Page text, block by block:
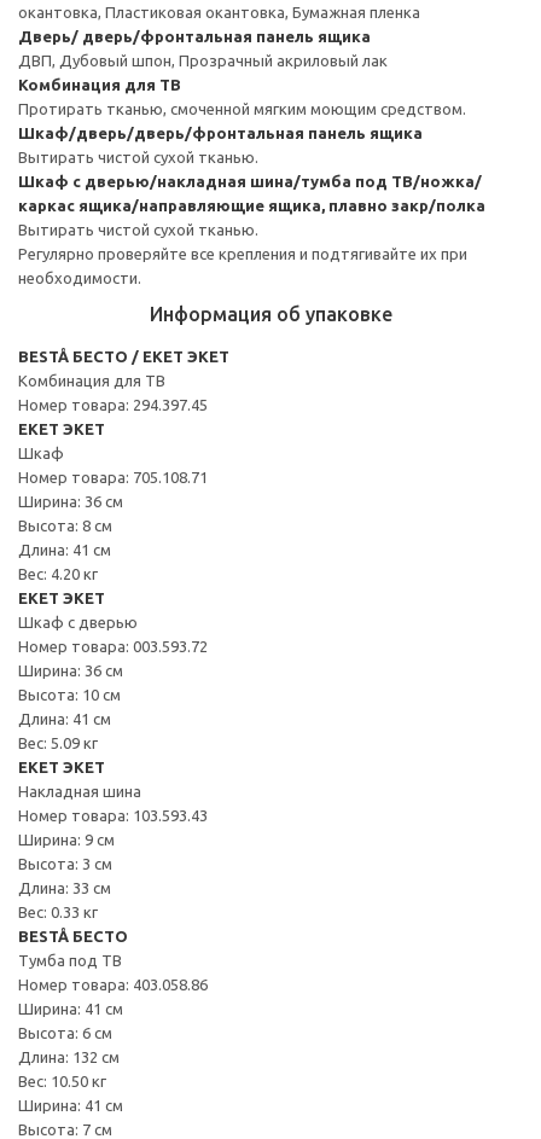
окантовка, Пластиковая окантовка, Бумажная пленка
Дверь/ дверь/фронтальная панель ящика
ДВП, Дубовый шпон, Прозрачный акриловый лак
Комбинация для ТВ
Протирать тканью, смоченной мягким моющим средством.
Шкаф/дверь/дверь/фронтальная панель ящика
Вытирать чистой сухой тканью.
Шкаф с дверью/накладная шина/тумба под ТВ/ножка/
каркас ящика/направляющие ящика, плавно закр/полка
Вытирать чистой сухой тканью.
Регулярно проверяйте все крепления и подтягивайте их при
необходимости.
Информация об упаковке
BESTÅ БЕСТО / EKET ЭКЕТ
Комбинация для ТВ
Номер товара: 294.397.45
EKET ЭКЕТ
Шкаф
Номер товара: 705.108.71
Ширина: 36 см
Высота: 8 см
Длина: 41 см
Вес: 4.20 кг
EKET ЭКЕТ
Шкаф с дверью
Номер товара: 003.593.72
Ширина: 36 см
Высота: 10 см
Длина: 41 см
Вес: 5.09 кг
EKET ЭКЕТ
Накладная шина
Номер товара: 103.593.43
Ширина: 9 см
Высота: 3 см
Длина: 33 см
Вес: 0.33 кг
BESTÅ БЕСТО
Тумба под ТВ
Номер товара: 403.058.86
Ширина: 41 см
Высота: 6 см
Длина: 132 см
Вес: 10.50 кг
Ширина: 41 см
Высота: 7 см